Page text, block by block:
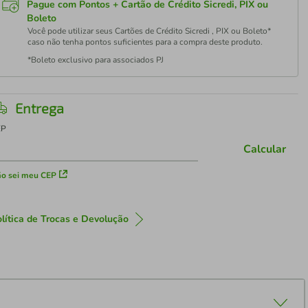
Pague com Pontos + Cartão de Crédito Sicredi, PIX ou
Boleto
Você pode utilizar seus Cartões de Crédito Sicredi , PIX ou Boleto*
caso não tenha pontos suficientes para a compra deste produto.
*Boleto exclusivo para associados PJ
Entrega
sei meu CEP
Calcular
de Trocas e Devolução